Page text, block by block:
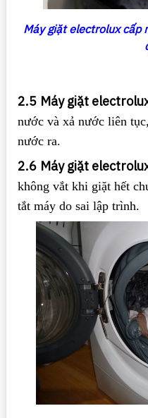
Máy giặt electrolux cấp
2.5 Máy giặt
nước và xả nước liên
nước ra.
2.6 Máy giặt
không vắt khi giặt hết
tắt máy do sai lập trình.